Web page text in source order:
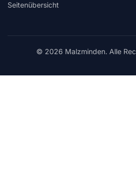
Seitenübersicht
© 2026 Malzminden. Alle